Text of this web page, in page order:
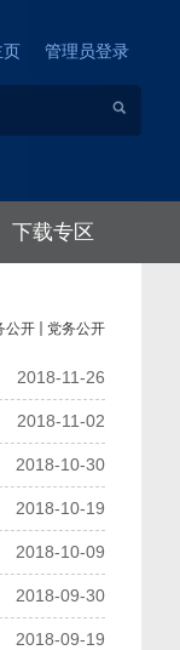
管理员登录
下载专区
公开 党务公开
2018-11-26
2018-11-02
2018-10-30
2018-10-19
2018-10-09
2018-09-30
2018-09-19